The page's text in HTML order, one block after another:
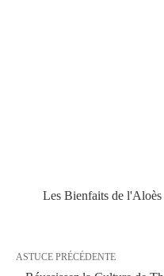
Les Bienfaits de l'Aloès
ASTUCE PRÉCÉDENTE